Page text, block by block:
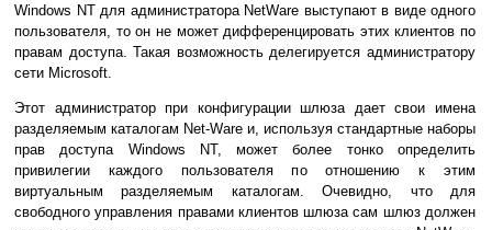
Windows NT для администратора NetWare выступают в виде одного
пользователя, то он не может дифференцировать этих клиентов по
правам доступа. Такая возможность делегируется администратору
сети Microsoft.
Этот администратор при конфигурации шлюза дает свои имена
разделяемым каталогам Net-Ware и, используя стандартные наборы
прав доступа Windows NT, может более тонко определить
привилегии каждого пользователя по отношению к этим
виртуальным разделяемым каталогам. Очевидно, что для
свободного управления правами клиентов шлюза сам шлюз должен